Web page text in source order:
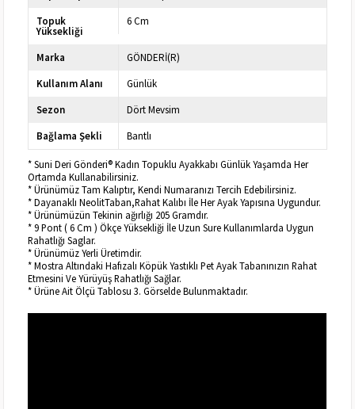
Topuk
Yüksekliği
6 Cm
Marka
GÖNDERİ(R)
Kullanım Alanı
Günlük
Sezon
Dört Mevsim
Bağlama Şekli
Bantlı
* Suni Deri Gönderi® Kadın Topuklu Ayakkabı Günlük Yaşamda Her
Ortamda Kullanabilirsiniz.
* Ürünümüz Tam Kalıptır, Kendi Numaranızı Tercih Edebilirsiniz.
* Dayanaklı NeolitTaban,Rahat Kalıbı İle Her Ayak Yapısına Uygundur.
* Ürünümüzün Tekinin ağırlığı 205 Gramdır.
* 9 Pont ( 6 Cm ) Ökçe Yüksekliği İle Uzun Sure Kullanımlarda Uygun
Rahatlığı Saglar.
* Ürünümüz Yerli Üretimdir.
* Mostra Altındaki Hafızalı Köpük Yastıklı Pet Ayak Tabanınızın Rahat
Etmesini Ve Yürüyüş Rahatlığı Sağlar.
* Ürüne Ait Ölçü Tablosu 3. Görselde Bulunmaktadır.